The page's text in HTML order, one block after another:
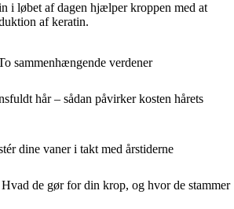
i løbet af dagen hjælper kroppen med at
af keratin.
sammenhængende verdener
hår – sådan påvirker kosten hårets
dine vaner i takt med årstiderne
de gør for din krop, og hvor de stammer